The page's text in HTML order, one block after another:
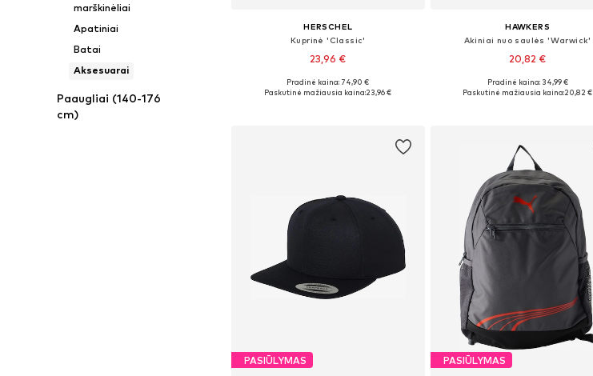
marškinėliai
Apatiniai
Batai
Aksesuarai
Paaugliai (140-176
cm)
HERSCHEL
Kuprinė 'Classic'
23,96 €
Galimi dydžiai: One Size
Pradinė kaina: 74,90 €
Paskutinė mažiausia kaina:23,96 €
HAWKERS
Akiniai nuo saulės 'Warwick'
20,82 €
Galimi dydžiai: Onesize
Pradinė kaina: 34,99 €
Paskutinė mažiausia kaina:20,82 €
PASIŪLYMAS PASIŪLYMAS